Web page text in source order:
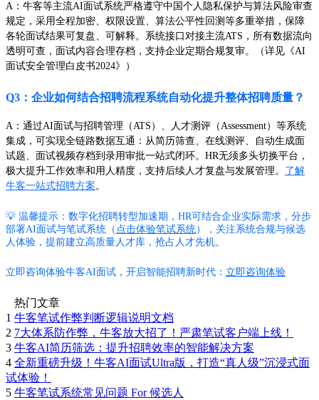
A：牛客等主流AI面试系统严格遵守中国个人隐私保护与算法风险审查
规定，采用全程加密、权限设置、算法公平性回测等多重举措，保障
各轮面试结果可复盘、可解释。系统接口对接主流ATS，所有数据流向
透明可查，面试内容合理存档，支持企业定期合规复审。（详见《AI
面试安全管理白皮书2024》）
Q3：企业如何结合招聘流程系统自动化提升整体招聘质量？
A：通过AI面试与招聘管理（ATS）、人才测评（Assessment）等系统
集成，可实现全链路数据互通：从简历筛查、在线测评、自动生成面
试题、面试视频存档到录用审批一站式闭环。HR无须多头切换平台，
极大提升工作效率和用人精度，支持后续人才复盘与发展管理。 了解
牛客一站式招聘方案。
💡 温馨提示：数字化招聘转型加速期，HR可结合企业实际需求，分步
部署AI面试与笔试系统（ 点击体验笔试系统），关注系统合规与候选
人体验，提前建立高质量人才库，抢占人才先机。
立即咨询体验牛客AI面试，开启智能招聘新时代： 立即咨询体验
热门文章
1 牛客笔试作弊判断逻辑说明文档
2 7大体系防作弊，牛客放大招了！严肃笔试客户端上线！
3 牛客AI简历筛选：提升招聘效率的智能解决方案
4 全新重磅升级！牛客AI面试Ultra版，打造“真人级”沉浸式面
试体验！
5 牛客笔试系统常见问题 For 候选人